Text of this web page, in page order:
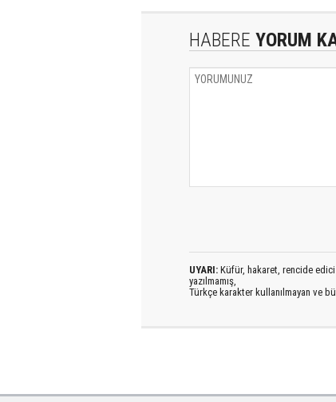
HABERE YORUM
UYARI: Küfür, hakaret, rencide
yazılmamış,
Türkçe karakter kullanılmayan ve